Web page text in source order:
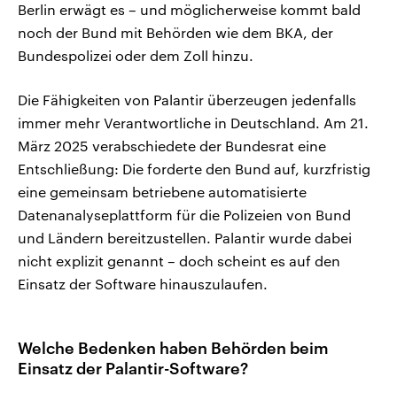
Berlin erwägt es – und möglicherweise kommt bald
noch der Bund mit Behörden wie dem BKA, der
Bundespolizei oder dem Zoll hinzu.
Die Fähigkeiten von Palantir überzeugen jedenfalls
immer mehr Verantwortliche in Deutschland. Am 21.
März 2025 verabschiedete der Bundesrat eine
Entschließung: Die forderte den Bund auf, kurzfristig
eine gemeinsam betriebene automatisierte
Datenanalyseplattform für die Polizeien von Bund
und Ländern bereitzustellen. Palantir wurde dabei
nicht explizit genannt – doch scheint es auf den
Einsatz der Software hinauszulaufen.
Welche Bedenken haben Behörden beim
Einsatz der Palantir-Software?